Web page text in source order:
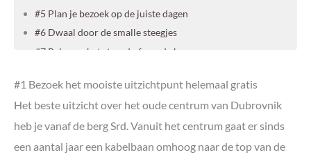
#5 Plan je bezoek op de juiste dagen
#6 Dwaal door de smalle steegjes
#7 Relax op het strand of aan de haven
#9 Ontvlucht de drukte en vaar naar Lokrum of Mljet
#10 Zipline over zee bij Dubrovnik
Overnachten in Dubrovnik
Onze accommodatie in Dubrovnik
#1 Bezoek het mooiste uitzichtpunt helemaal gratis
Het beste uitzicht over het oude centrum van Dubrovnik
heb je vanaf de berg Srd. Vanuit het centrum gaat er sinds
een aantal jaar een kabelbaan omhoog naar de top van de